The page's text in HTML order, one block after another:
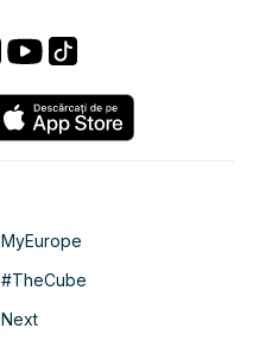
MyEurope
#TheCube
Next